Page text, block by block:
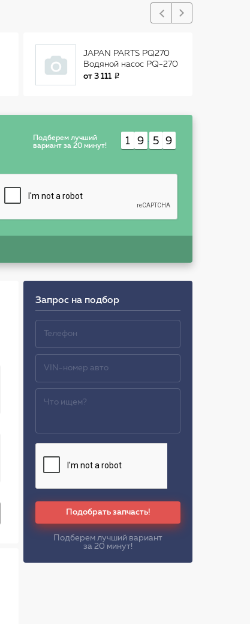
JAPAN PARTS PQ270
Водяной насос PQ-270
от 3 111
Подберем лучший
вариант за 20 минут!
1 9 : 5 9
Запрос на подбор
Подобрать запчасть!
Подберем лучший вариант
за 20 минут!